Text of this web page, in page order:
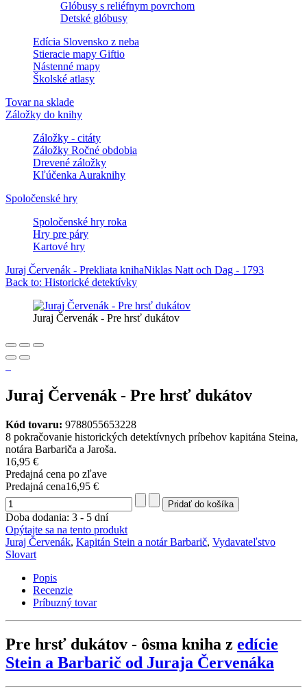
Glóbusy s reliéfnym povrchom
Detské glóbusy
Edícia Slovensko z neba
Stieracie mapy Giftio
Nástenné mapy
Školské atlasy
Tovar na sklade
Záložky do knihy
Záložky - citáty
Záložky Ročné obdobia
Drevené záložky
Kľúčenka Auraknihy
Spoločenské hry
Spoločenské hry roka
Hry pre páry
Kartové hry
Juraj Červenák - Prekliata knihaNiklas Natt och Dag - 1793
Back to: Historické detektívky
Juraj Červenák - Pre hrsť dukátov
Juraj Červenák - Pre hrsť dukátov
Kód tovaru: 9788055653228
8 pokračovanie historických detektívnych príbehov kapitána Steina,
notára Barbariča a Jaroša.
16,95 €
Predajná cena po zľave
Predajná cena16,95 €
Doba dodania: 3 - 5 dní
Opýtajte sa na tento produkt
Juraj Červenák, Kapitán Stein a notár Barbarič, Vydavateľstvo
Slovart
Popis
Recenzie
Príbuzný tovar
Pre hrsť dukátov - ôsma kniha z edície
Stein a Barbarič od Juraja Červenáka